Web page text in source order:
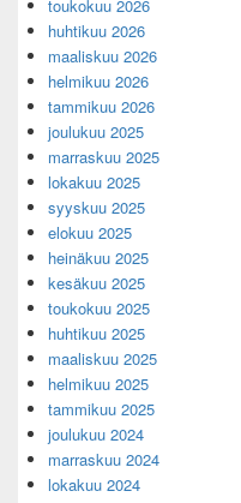
toukokuu 2026
huhtikuu 2026
maaliskuu 2026
helmikuu 2026
tammikuu 2026
joulukuu 2025
marraskuu 2025
lokakuu 2025
syyskuu 2025
elokuu 2025
heinäkuu 2025
kesäkuu 2025
toukokuu 2025
huhtikuu 2025
maaliskuu 2025
helmikuu 2025
tammikuu 2025
joulukuu 2024
marraskuu 2024
lokakuu 2024